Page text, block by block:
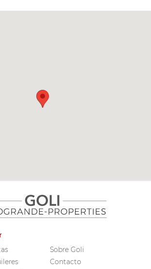
Sobre Goli
Contacto